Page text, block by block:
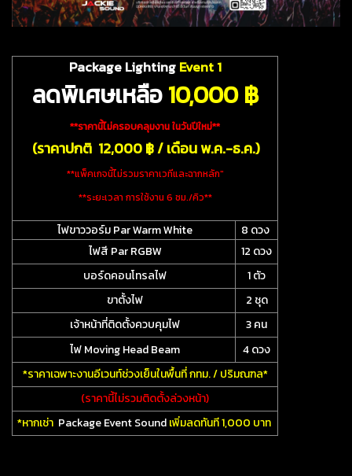
Package LightingEvent 1
ลดพิเศษเหลือ10,000 ฿
**ราคานี้ไม่ครอบคลุมงาน ในวันปีใหม่**
(ราคาปกติ 12,000 ฿ / เดือน พ.ค.-ธ.ค.)
**แพ็คเกจนี้ไม่รวมราคาเวทีและฉากหลัก"
**ระยะเวลา การใช้งาน 6 ชม./คิว**
ไฟขาววอร์ม Par Warm White
8 ดวง
ไฟสี Par RGBW
12 ดวง
บอร์ดคอนโทรลไฟ
1 ตัว
ขาตั้งไฟ
2 ชุด
เจ้าหน้าที่ติดตั้งควบคุมไฟ
3 คน
ไฟ Moving Head Beam
4 ดวง
*ราคาเฉพาะงานอีเวนท์ช่วงเย็นในพื้นที่ กทม. / ปริมณฑล*
(ราคานี้ไม่รวมติดตั้งล่วงหน้า)
*หากเช่า Package Event Soundเพิ่มลดทันที 1,000 บาท